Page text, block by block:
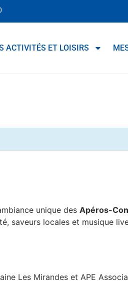
ACTIVITÉS ET LOISIRS
unique des Apéros-
saveurs locales et musique
Les Mirandes et APE